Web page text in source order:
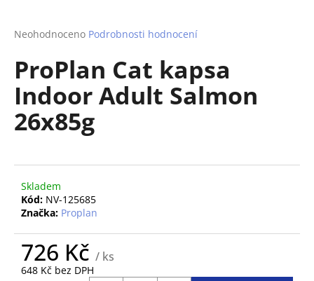
Průměrné
produktu
je
0,0
5
hvězdiček.
Neohodnoceno Podrobnosti hodnocení
ProPlan Cat kapsa
Indoor Adult Salmon
26x85g
Skladem
Kód: NV-125685
Značka: Proplan
726 Kč / ks
648 Kč bez DPH
j
t
?
HLEDAT
o
o